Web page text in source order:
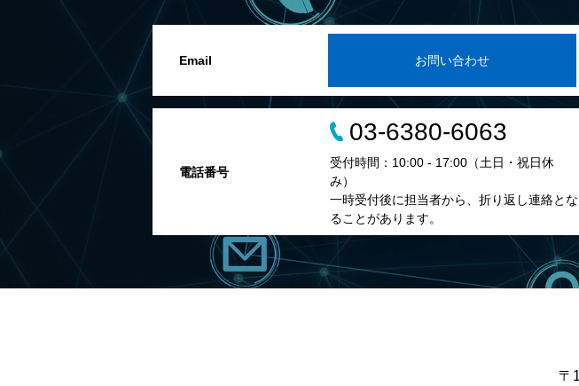
Email お問い合わせ
電話番号
03-6380-6063
受付時間：10:00 - 17:00（土日・祝日休
み）
一時受付後に担当者から、折り返し連絡とな
ることがあります。
〒